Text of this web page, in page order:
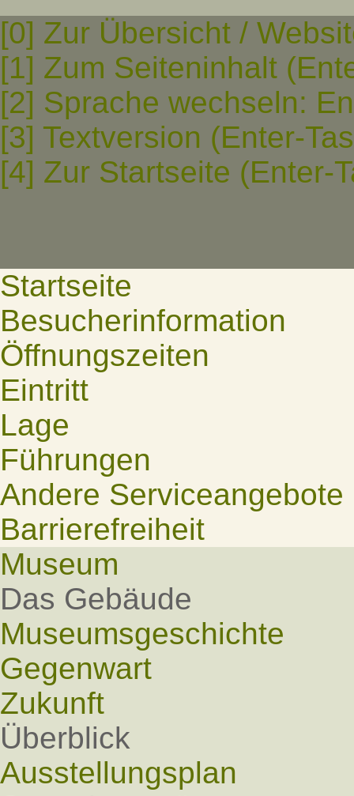
[0] Zur Übersicht /
[1] Zum Seiteninhalt
[2] Sprache wechseln:
[3] Textversion (Enter-
[4] Zur Startseite (Enter-
Startseite
Besucherinformation
Öffnungszeiten
Eintritt
Lage
Führungen
Andere Serviceangebote
Barrierefreiheit
Museum
Das Gebäude
Museumsgeschichte
Gegenwart
Zukunft
Überblick
Ausstellungsplan